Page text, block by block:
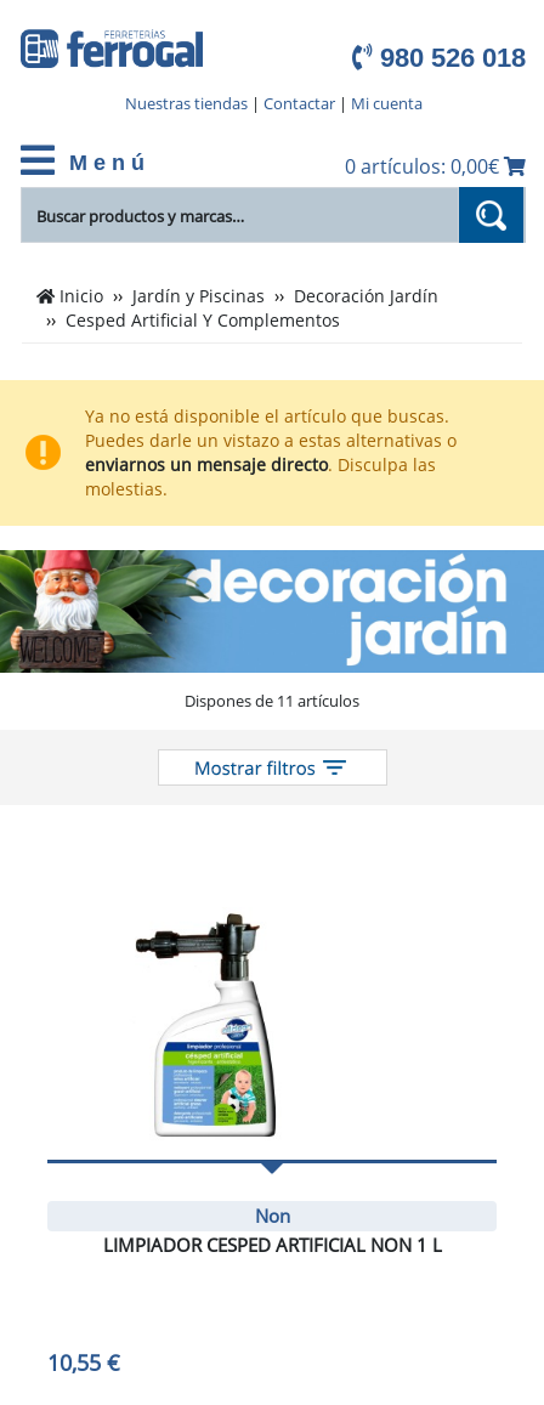
980 526 018
Nuestras tiendas| Contactar| Mi cuenta
M e n ú 0 artículos: 0,00€
Cientos
de
de
Cesped
Artificial
Y
Complementos
en
el
catálogo
Inicio Jardín y Piscinas
Decoración Jardín
Cesped Artificial Y Complementos
Ya no está disponible el artículo que buscas.
Puedes darle un vistazo a estas alternativas o
enviarnos un mensaje directo. Disculpa las
molestias.
Dispones de 11 artículos
Non
LIMPIADOR CESPED ARTIFICIAL NON 1 L
10,55 €